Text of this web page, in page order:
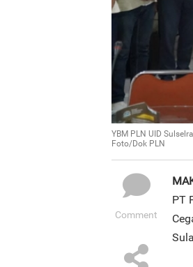
YBM PLN UID
Foto/Dok PLN
Comment
PT